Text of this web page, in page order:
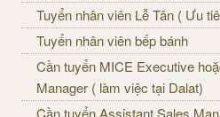
Tuyển nhân viên Lễ Tân ( Ưu
Tuyển nhân viên bếp bánh
Cần tuyển MICE Executive
Manager ( làm việc tại Dalat)
Cần tuyển Assistant Sales